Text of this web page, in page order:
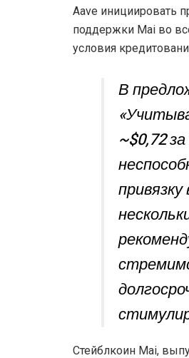
Aave инициировать
поддержки Mai во
условия
В
~$0,72
Стейблкоин Mai,